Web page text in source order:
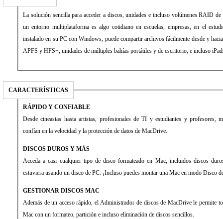
La solución sencilla para acceder a discos, unidades e incluso volúmenes RAID
un entorno multiplataforma es algo cotidiano en escuelas, empresas, en el
instalado en su PC con Windows, puede compartir archivos fácilmente desde y
APFS y HFS+, unidades de múltiples bahías portátiles y de escritorio, e incluso
CARACTERÍSTICAS
RÁPIDO Y CONFIABLE
Desde cineastas hasta artistas, profesionales de TI y estudiantes y profesores,
confían en la velocidad y la protección de datos de MacDrive.
DISCOS DUROS Y MÁS
Acceda a casi cualquier tipo de disco formateado en Mac, incluidos discos
estuviera usando un disco de PC. ¡Incluso puedes montar una Mac en modo Disco
GESTIONAR DISCOS MAC
Además de un acceso rápido, el Administrador de discos de MacDrive le permite
Mac con un formateo, partición e incluso eliminación de discos sencillos.